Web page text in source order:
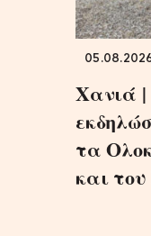
Χανιά |
τα
και